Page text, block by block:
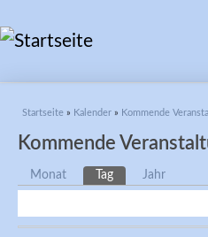
Sie sind hier
Startseite » Kalender » Kommende
Kommende
Haupt-Reiter
Monat Tag (aktiver Reiter)
Jahr